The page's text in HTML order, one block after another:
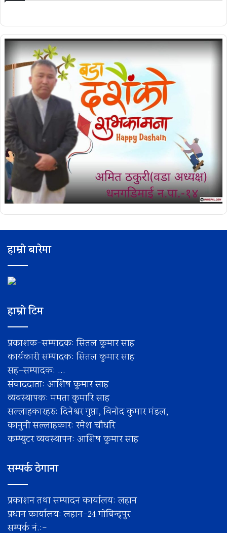
हाम्रो बारेमा
हाम्रो टिम
प्रकाशक-सम्पादक: सितल कुमार साह
कार्यकारी सम्पादक: सितल कुमार साह
सह–सम्पादक: ...
संवाददाता: आशिष कुमार साह
व्यवस्थापक: ममता कुमारि साह
सल्लाहकारहरु: दिनेश्वर गुप्ता, विनोद कुमार मंडल,
कानुनी सल्लाहकार: रमेश चाैधरि
कम्प्युटर व्यवस्थापन: आशिष कुमार साह
सम्पर्क ठेगाना
प्रकाशन तथा सम्पादन कार्यालय: लहान
प्रधान कार्यालय: लहान-24 गोबिन्द्पुर
सम्पर्क नं.:-